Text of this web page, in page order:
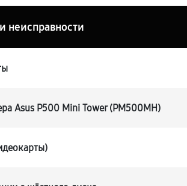
неисправности
Asus P500 Mini Tower (PM500MH)